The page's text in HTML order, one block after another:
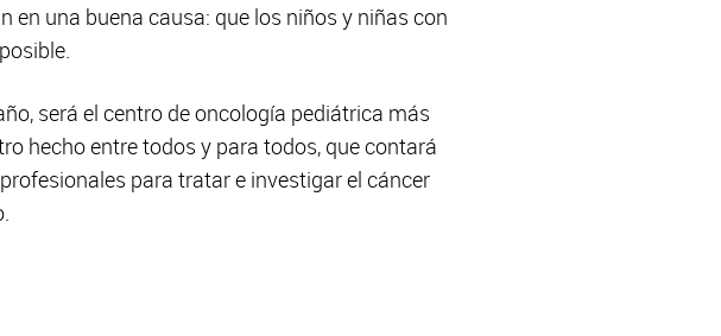
una buena causa: que los niños y niñas con
será el centro de oncología pediátrica más
hecho entre todos y para todos, que contará
para tratar e investigar el cáncer